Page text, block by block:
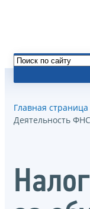
Главная страница
Деятельность